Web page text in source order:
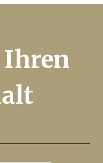
Ihren